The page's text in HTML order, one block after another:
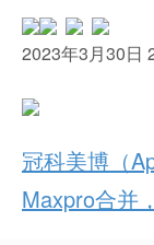
2023年3月30日
冠科美博（
Maxpro合并